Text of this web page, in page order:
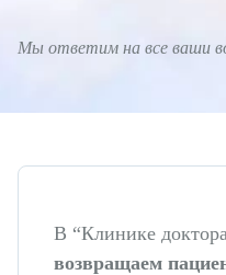
Пластика век
Пластика живота
Мы ответим на все ваши
В “Клинике
возвращаем